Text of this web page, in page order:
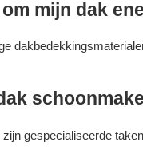
mijn dak
gespecialiseerde